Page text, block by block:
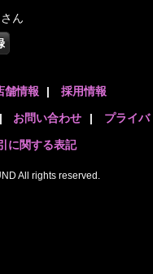
ん
舗情報 | 採用情報
| お問い合わせ | プライバ
に関する表記
All rights reserved.